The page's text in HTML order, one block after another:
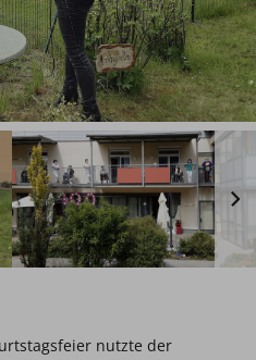
nutzte der